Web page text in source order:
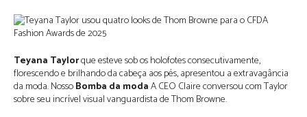
Teyana Taylorque esteve sob os holofotes consecutivamente,
florescendo e brilhando da cabeça aos pés, apresentou a extravagância
da moda. NossoBomba da modaA CEO Claire conversou com Taylor
sobre seu incrível visual vanguardista de Thom Browne.